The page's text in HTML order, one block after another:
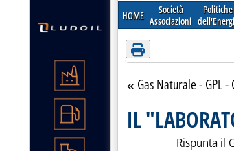
HOME
Società
Associazioni
Politiche
Torna alla sezione
Gas Naturale - GPL -
IL
Rispunta il Gnl,